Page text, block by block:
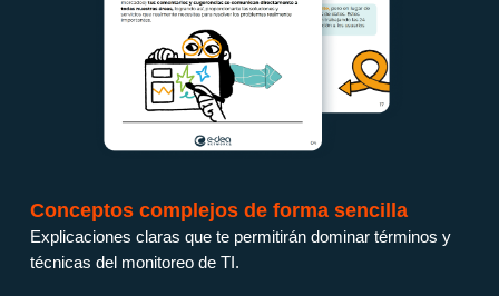
Conceptos complejos de forma sencilla
Explicaciones claras que te permitirán dominar términos y
técnicas del monitoreo de TI.